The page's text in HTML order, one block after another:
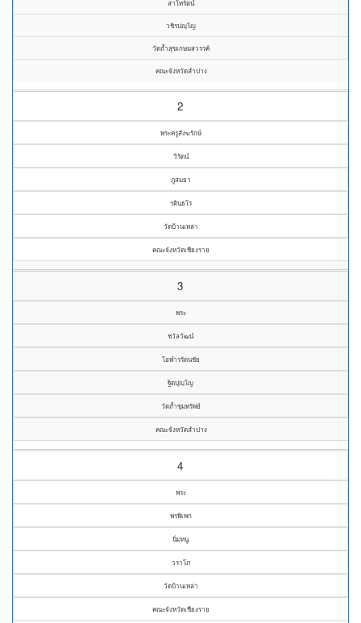
สาโทรัตน์
วชิรปญฺโญ
วัดถ้ำสุขเกษมสวรรค์
คณะจังหวัดลำปาง
2
พระครูสังฆรักษ์
วิรัตน์
ภูสมยา
รตินฺธโร
วัดบ้านเหล่า
คณะจังหวัดเชียงราย
3
พระ
ชวัลวัฒน์
โอฬารรัตนชัย
ฐิตปุญฺโญ
วัดถ้ำขุมทรัพย์
คณะจังหวัดลำปาง
4
พระ
พรพิเพก
นิ่มหนู
วราโภ
วัดบ้านเหล่า
คณะจังหวัดเชียงราย